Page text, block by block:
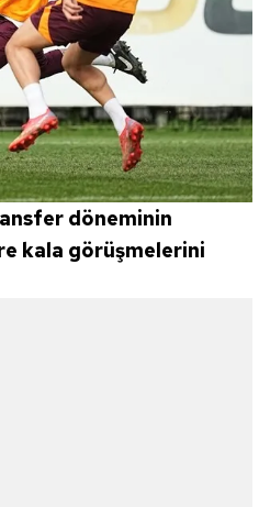
döneminin
kala görüşmelerini